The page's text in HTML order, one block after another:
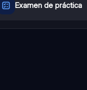
Examen de práctica